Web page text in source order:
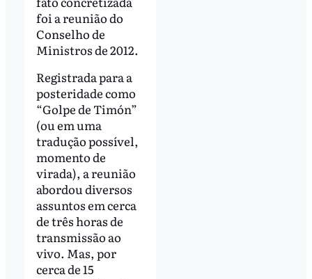
foi a reunião do
Conselho de
Ministros de 2012.
Registrada para a
posteridade como
“Golpe de Timón”
(ou em uma
tradução possível,
momento de
virada), a reunião
abordou diversos
assuntos em cerca
de três horas de
transmissão ao
vivo. Mas, por
cerca de 15